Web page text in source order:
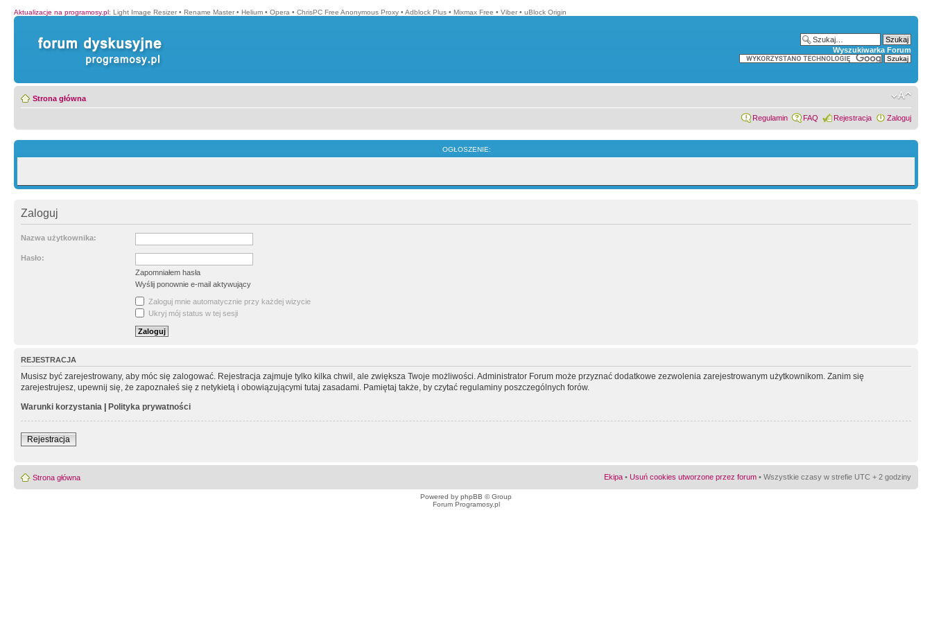
Aktualizacje na programosy.pl: Light Image Resizer • Rename Master • Helium • Opera • ChrisPC Free Anonymous Proxy • Adblock Plus • Mixmax Free • Viber • uBlock Origin
Wyszukiwarka Forum
Strona główna
Regulamin FAQ Rejestracja Zaloguj
OGŁOSZENIE:
Zaloguj
Nazwa użytkownika:
Hasło:
Zapomniałem hasła
Wyślij ponownie e-mail aktywujący
Zaloguj mnie automatycznie przy każdej wizycie
Ukryj mój status w tej sesji
REJESTRACJA
Musisz być zarejestrowany, aby móc się zalogować. Rejestracja zajmuje tylko kilka chwil, ale zwiększa Twoje możliwości. Administrator Forum może przyznać dodatkowe zezwolenia zarejestrowanym użytkownikom. Zanim się
zarejestrujesz, upewnij się, że zapoznałeś się z netykietą i obowiązującymi tutaj zasadami. Pamiętaj także, by czytać regulaminy poszczególnych forów.
Warunki korzystania | Polityka prywatności
Rejestracja
Strona główna Ekipa • Usuń cookies utworzone przez forum • Wszystkie czasy w strefie UTC + 2 godziny
Powered by phpBB © Group
Forum Programosy.pl